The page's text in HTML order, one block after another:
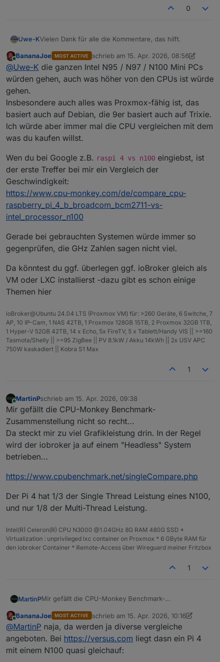
0
Uwe-KVielen Dank für alle die Kommentare, das hilft.
Nun durchforste ich mal das Forum nach Tipps zu
geeigneter HW für das neue System
Online
BananaJoe MOST ACTIVE schrieb am 15. Apr. 2026, 08:56
zuletzt editiert von BananaJoe
@Uwe-K die ganzen Intel N95 / N97 / N100 Mini PCs
würden gehen, auch was höher von den CPUs ist würde
gehen.
Insbesondere auch alles was Proxmox-fähig ist, das
basiert auch auf Debian, die 9er basiert auch auf Trixie.
Ich würde aber immer mal die CPU vergleichen mit dem
was du kaufen willst.
Wen du bei Google z.B. raspi 4 vs n100 eingiebst, ist
der erste Treffer bei mir ein Vergleich der
Geschwindigkeit:
https://www.cpu-monkey.com/de/compare_cpu-
raspberry_pi_4_b_broadcom_bcm2711-vs-
intel_processor_n100
Gerade bei gebrauchten Systemen würde immer so
gegenprüfen, die GHz Zahlen sagen nicht viel.
Da könntest du ggf. überlegen ggf. ioBroker gleich als
VM oder LXC installierst -dazu gibt es schon einige
Themen hier
ioBroker@Ubuntu 24.04 LTS (Proxmox VM) für: >260 Geräte, 6 Switche, 7
AP, 10 IP-Cam, 1 NAS 42TB, 1 Proxmox 128GB 15TB, 2 Proxmox 32GB 1TB,
1 Hyper-V 52GB 42TB, 14 x Echo, 5x FireTV, 5 x Tablett/Handy VIS || >=160
Tasmota/Shelly || >=95 ZigBee || PV 8.1kW / Akku 14kWh || 2x USV APC
750W kaskadiert || Kobra S1 Max
1
Online
MartinPschrieb am 15. Apr. 2026, 09:38
zuletzt editiert von
Mir gefällt die CPU-Monkey Benchmark-
Zusammenstellung nicht so recht...
Da steckt mir zu viel Grafikleistung drin. In der Regel
wird der iobroker ja auf einem "Headless" System
betrieben...
https://www.cpubenchmark.net/singleCompare.php
Der Pi 4 hat 1/3 der Single Thread Leistung eines N100,
und nur 1/8 der Multi-Thread Leistung.
Intel(R) Celeron(R) CPU N3000 @1.04GHz 8G RAM 480G SSD *
Virtualization : unprivileged lxc container on Proxmox * 6 GByte RAM für
den iobroker Container * Remote-Access über Wireguard meiner Fritzbox
1
MartinPMir gefällt die CPU-Monkey Benchmark-
Da steckt mir zu viel Grafikleistung drin. In der Regel
wird der iobroker ja auf einem "Headless" System
betrieben...
https://www.cpubenchmark.net/singleCompare.php
Der Pi 4 hat 1/3 der Single Thread Leistung eines N100,
und nur 1/8 der Multi-Thread Leistung.
Online
BananaJoe MOST ACTIVE schrieb am 15. Apr. 2026, 10:16
zuletzt editiert von BananaJoe
@MartinP naja, da werden ja diverse vergleiche
angeboten. Bei https://versus.com liegt dasn ein Pi 4
mit einem N100 quasi gleichauf: